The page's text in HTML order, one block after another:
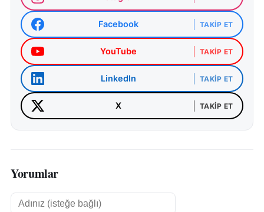
Facebook TAKIP ET
YouTube TAKIP ET
LinkedIn TAKIP ET
X TAKIP ET
Yorumlar